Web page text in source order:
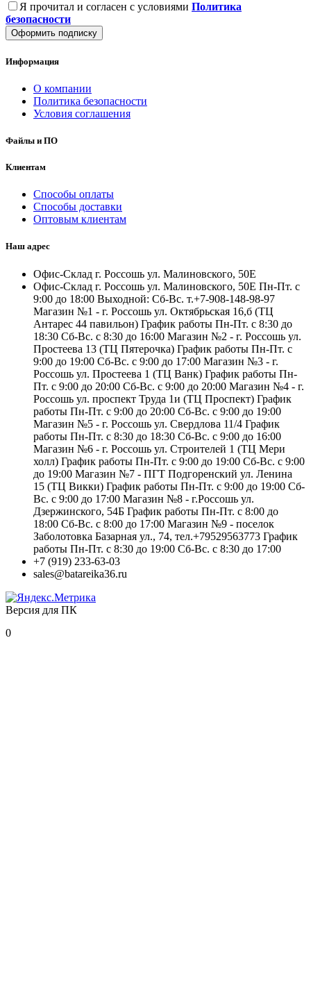
Я прочитал и согласен с условиями Политика
безопасности
Оформить подписку
Информация
О компании
Политика безопасности
Условия соглашения
Файлы и ПО
Клиентам
Способы оплаты
Способы доставки
Оптовым клиентам
Наш адрес
Офис-Склад г. Россошь ул. Малиновского, 50Е
Офис-Склад г. Россошь ул. Малиновского, 50Е Пн-Пт. с
9:00 до 18:00 Выходной: Сб-Вс. т.+7-908-148-98-97
Магазин №1 - г. Россошь ул. Октябрьская 16,б (ТЦ
Антарес 44 павильон) График работы Пн-Пт. с 8:30 до
18:30 Сб-Вс. с 8:30 до 16:00 Магазин №2 - г. Россошь ул.
Простеева 13 (ТЦ Пятерочка) График работы Пн-Пт. с
9:00 до 19:00 Сб-Вс. с 9:00 до 17:00 Магазин №3 - г.
Россошь ул. Простеева 1 (ТЦ Ванк) График работы Пн-
Пт. с 9:00 до 20:00 Сб-Вс. с 9:00 до 20:00 Магазин №4 - г.
Россошь ул. проспект Труда 1и (ТЦ Проспект) График
работы Пн-Пт. с 9:00 до 20:00 Сб-Вс. с 9:00 до 19:00
Магазин №5 - г. Россошь ул. Свердлова 11/4 График
работы Пн-Пт. с 8:30 до 18:30 Сб-Вс. с 9:00 до 16:00
Магазин №6 - г. Россошь ул. Строителей 1 (ТЦ Мери
холл) График работы Пн-Пт. с 9:00 до 19:00 Сб-Вс. с 9:00
до 19:00 Магазин №7 - ПГТ Подгоренский ул. Ленина
15 (ТЦ Викки) График работы Пн-Пт. с 9:00 до 19:00 Сб-
Вс. с 9:00 до 17:00 Магазин №8 - г.Россошь ул.
Дзержинского, 54Б График работы Пн-Пт. с 8:00 до
18:00 Сб-Вс. с 8:00 до 17:00 Магазин №9 - поселок
Заболотовка Базарная ул., 74, тел.+79529563773 График
работы Пн-Пт. с 8:30 до 19:00 Сб-Вс. с 8:30 до 17:00
+7 (919) 233-63-03
sales@batareika36.ru
Версия для ПК
0